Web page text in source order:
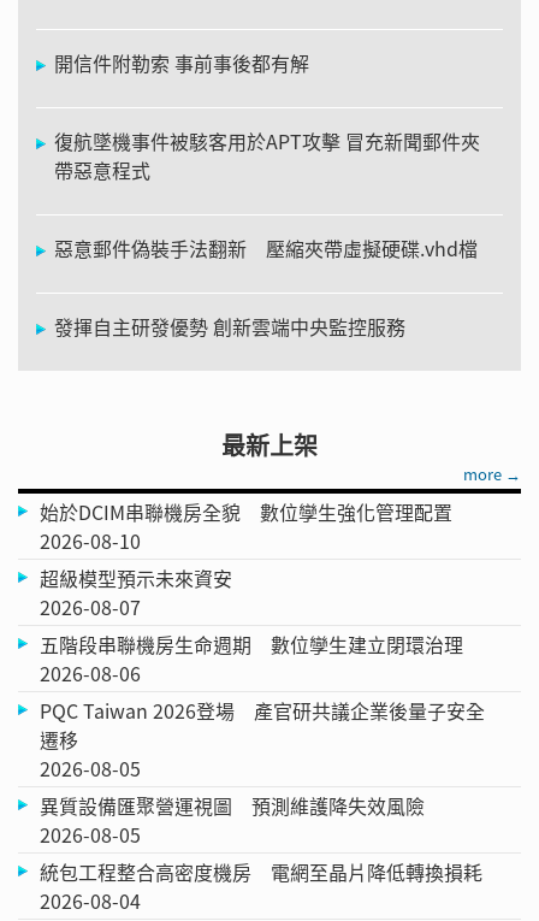
開信件附勒索 事前事後都有解
復航墜機事件被駭客用於APT攻擊 冒充新聞郵件夾
帶惡意程式
惡意郵件偽裝手法翻新 壓縮夾帶虛擬硬碟.vhd檔
發揮自主研發優勢 創新雲端中央監控服務
最新上架
more →
始於DCIM串聯機房全貌 數位孿生強化管理配置
2026-08-10
超級模型預示未來資安
2026-08-07
五階段串聯機房生命週期 數位孿生建立閉環治理
2026-08-06
PQC Taiwan 2026登場 產官研共議企業後量子安全
遷移
2026-08-05
異質設備匯聚營運視圖 預測維護降失效風險
2026-08-05
統包工程整合高密度機房 電網至晶片降低轉換損耗
2026-08-04